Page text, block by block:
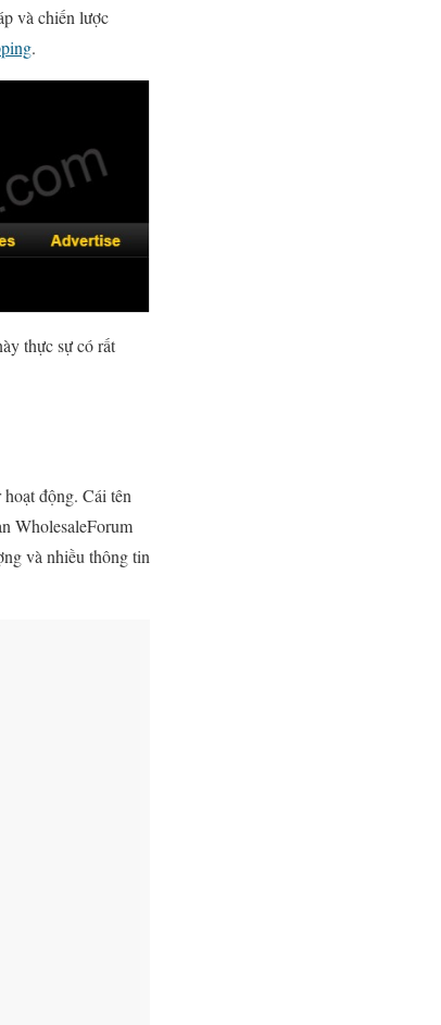
và chiến lược
.
thực sự có rất
động. Cái tên
WholesaleForum
và nhiều thông tin